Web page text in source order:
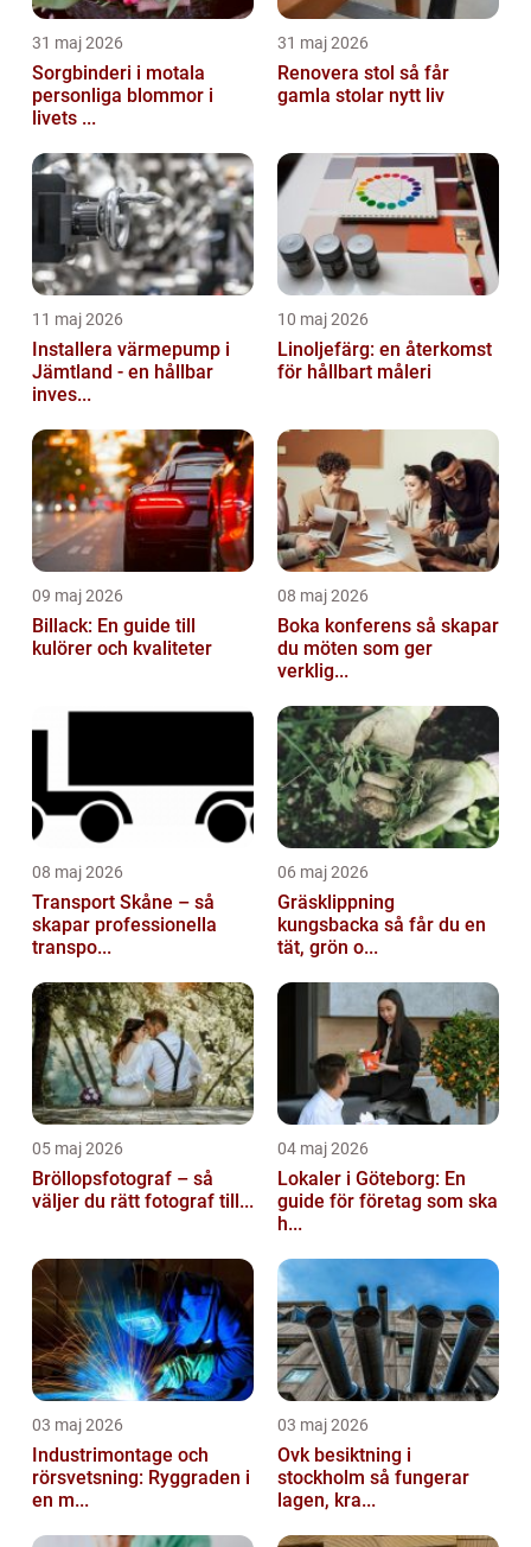
31 maj 2026
Sorgbinderi i motala
personliga blommor i
livets ...
31 maj 2026
Renovera stol så får
gamla stolar nytt liv
11 maj 2026
Installera värmepump i
Jämtland - en hållbar
inves...
10 maj 2026
Linoljefärg: en återkomst
för hållbart måleri
09 maj 2026
Billack: En guide till
kulörer och kvaliteter
08 maj 2026
Boka konferens så skapar
du möten som ger
verklig...
08 maj 2026
Transport Skåne – så
skapar professionella
transpo...
06 maj 2026
Gräsklippning
kungsbacka så får du en
tät, grön o...
05 maj 2026
Bröllopsfotograf – så
väljer du rätt fotograf till...
04 maj 2026
Lokaler i Göteborg: En
guide för företag som ska
h...
03 maj 2026
Industrimontage och
rörsvetsning: Ryggraden i
en m...
03 maj 2026
Ovk besiktning i
stockholm så fungerar
lagen, kra...